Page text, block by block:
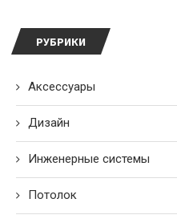
РУБРИКИ
Аксессуары
Дизайн
Инженерные системы
Потолок